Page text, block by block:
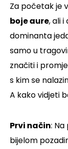
Za početak je
boje aure, ali i
dominanta
samo u
značiti i
s kim se
A kako vidjeti
Prvi način:
bijelom